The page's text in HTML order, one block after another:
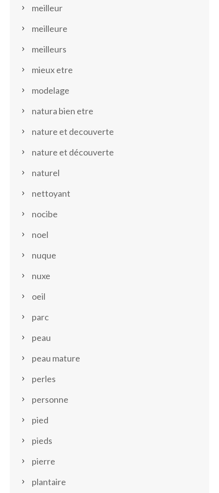
meilleur
meilleure
meilleurs
mieux etre
modelage
natura bien etre
nature et decouverte
nature et découverte
naturel
nettoyant
nocibe
noel
nuque
nuxe
oeil
parc
peau
peau mature
perles
personne
pied
pieds
pierre
plantaire